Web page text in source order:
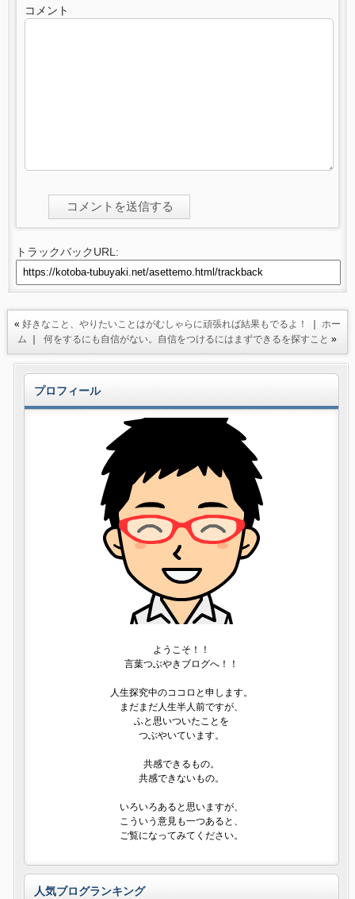
コメント
トラックバックURL:
« 好きなこと、やりたいことはがむしゃらに頑張れば結果もでるよ！
ホー
ム
｜何をするにも自信がない。自信をつけるにはまずできるを探すこと »
プロフィール
ようこそ！！
言葉つぶやきブログへ！！
人生探究中のココロと申します。
まだまだ人生半人前ですが、
ふと思いついたことを
つぶやいています。
共感できるもの。
共感できないもの。
いろいろあると思いますが、
こういう意見も一つあると、
ご覧になってみてください。
人気ブログランキング